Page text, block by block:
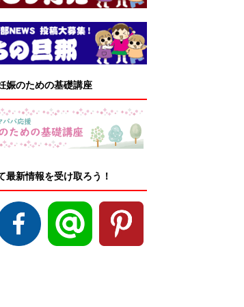
娠のための基礎講座
最新情報を受け取ろう！